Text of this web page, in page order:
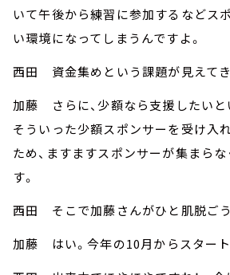
いて午後から練習に参加するなどス
い環境になってしまうんですよ。
西田 資金集めという課題が見えてき
加藤 さらに、少額なら支援したいと
そういった少額スポンサーを受け入
ため、ますますスポンサーが集まら
す。
西田 そこで加藤さんがひと肌脱ごう
加藤 はい。今年の10月からスタート